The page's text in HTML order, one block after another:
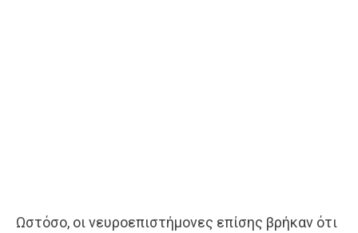
Ωστόσο, οι νευροεπιστήμονες επίσης βρήκαν ότι